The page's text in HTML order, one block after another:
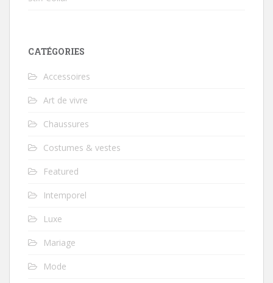
CATÉGORIES
Accessoires
Art de vivre
Chaussures
Costumes & vestes
Featured
Intemporel
Luxe
Mariage
Mode